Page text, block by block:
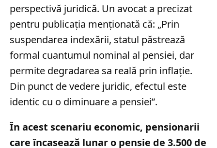
perspectivă juridică. Un avocat a precizat
pentru publicația menționată că: „Prin
suspendarea indexării, statul păstrează
formal cuantumul nominal al pensiei, dar
permite degradarea sa reală prin inflație.
Din punct de vedere juridic, efectul este
identic cu o diminuare a pensiei”.
În acest scenariu economic, pensionarii
care încasează lunar o pensie de 3.500 de